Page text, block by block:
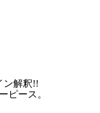
ン解釈!!
ピース。